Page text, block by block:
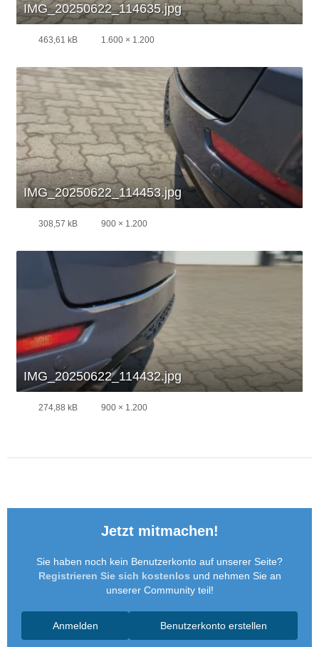
IMG_20250622_114635.jpg
463,61 kB 1.600 × 1.200
IMG_20250622_114453.jpg
308,57 kB 900 × 1.200
IMG_20250622_114432.jpg
274,88 kB 900 × 1.200
Jetzt mitmachen!
Sie haben noch kein Benutzerkonto auf unserer Seite?
Registrieren Sie sich kostenlos und nehmen Sie an
unserer Community teil!
Benutzerkonto erstellen
Anmelden